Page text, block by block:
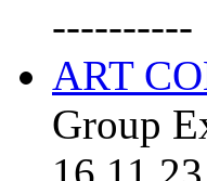
----------
ART
Group